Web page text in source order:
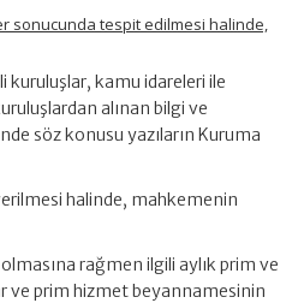
sonucunda tespit edilmesi halinde,
kamu idareleri ile
alınan bilgi ve
söz konusu yazıların Kuruma
halinde, mahkemenin
rağmen ilgili aylık prim ve
ve prim hizmet beyannamesinin